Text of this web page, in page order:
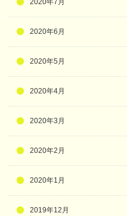
2020年6月
2020年5月
2020年4月
2020年3月
2020年2月
2020年1月
2019年12月